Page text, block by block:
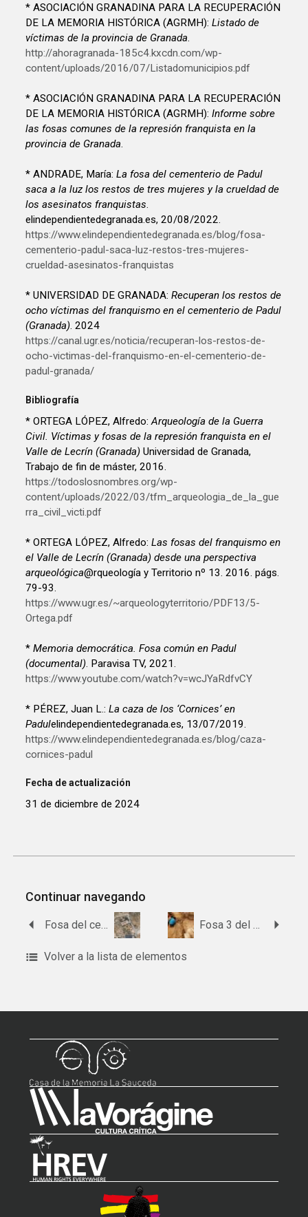
* ASOCIACIÓN GRANADINA PARA LA RECUPERACIÓN
DE LA MEMORIA HISTÓRICA (AGRMH):Listado de
víctimas de la provincia de Granada.
http://ahoragranada-185c4.kxcdn.com/wp-
content/uploads/2016/07/Listadomunicipios.pdf
* ASOCIACIÓN GRANADINA PARA LA RECUPERACIÓN
DE LA MEMORIA HISTÓRICA (AGRMH):Informe sobre
las fosas comunes de la represión franquista en la
provincia de Granada.
* ANDRADE, María:La fosa del cementerio de Padul
saca a la luz los restos de tres mujeres y la crueldad de
los asesinatos franquistas.
elindependientedegranada.es, 20/08/2022.
https://www.elindependientedegranada.es/blog/fosa-
cementerio-padul-saca-luz-restos-tres-mujeres-
crueldad-asesinatos-franquistas
* UNIVERSIDAD DE GRANADA:Recuperan los restos de
ocho víctimas del franquismo en el cementerio de Padul
(Granada). 2024
https://canal.ugr.es/noticia/recuperan-los-restos-de-
ocho-victimas-del-franquismo-en-el-cementerio-de-
padul-granada/
Bibliografía
* ORTEGA LÓPEZ, Alfredo:Arqueología de la Guerra
Civil. Víctimas y fosas de la represión franquista en el
Valle de Lecrín (Granada) Universidad de Granada,
Trabajo de fin de máster, 2016.
https://todoslosnombres.org/wp-
content/uploads/2022/03/tfm_arqueologia_de_la_gue
rra_civil_victi.pdf
* ORTEGA LÓPEZ, Alfredo:Las fosas del franquismo en
el Valle de Lecrín (Granada) desde una perspectiva
arqueológica@rqueología y Territorio nº 13. 2016. págs.
79-93.
https://www.ugr.es/~arqueologyterritorio/PDF13/5-
Ortega.pdf
*Memoria democrática. Fosa común en Padul
(documental) . Paravisa TV, 2021.
https://www.youtube.com/watch?v=wcJYaRdfvCY
* PÉREZ, Juan L.:La caza de los ‘Cornices’ en
Padulelindependientedegranada.es, 13/07/2019.
https://www.elindependientedegranada.es/blog/caza-
cornices-padul
Fecha de actualización
31 de diciembre de 2024
Continuar navegando
Fosa del cementerio de Quéntar Fosa 3 del cementerio de Padul
Volver a la lista de elementos